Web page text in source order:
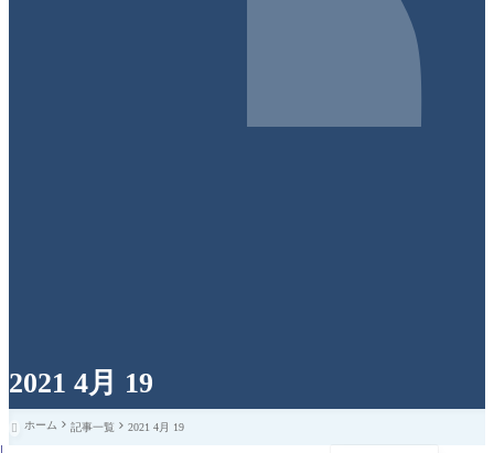
2021 4月 19
 ホーム 記事一覧 2021 4月 19